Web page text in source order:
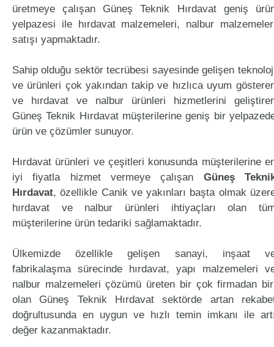
üretmeye çalışan Güneş Teknik Hırdavat geniş
yelpazesi ile hırdavat malzemeleri, nalbur
satışı yapmaktadır.
Sahip olduğu sektör tecrübesi sayesinde gelişen
ve ürünleri çok yakından takip ve hızlıca uyum
ve hırdavat ve nalbur ürünleri hizmetlerini
Güneş Teknik Hırdavat müşterilerine geniş bir
ürün ve çözümler sunuyor.
Hırdavat ürünleri ve çeşitleri konusunda müşterilerine
iyi fiyatla hizmet vermeye çalışan Güneş
Hırdavat, özellikle Canik ve yakınları başta olmak
hırdavat ve nalbur ürünleri ihtiyaçları olan
müşterilerine ürün tedariki sağlamaktadır.
Ülkemizde özellikle gelişen sanayi, inşaat
fabrikalaşma sürecinde hırdavat, yapı malzemeleri
nalbur malzemeleri çözümü üreten bir çok firmadan
olan Güneş Teknik Hırdavat sektörde artan
doğrultusunda en uygun ve hızlı temin imkanı ile
değer kazanmaktadır.